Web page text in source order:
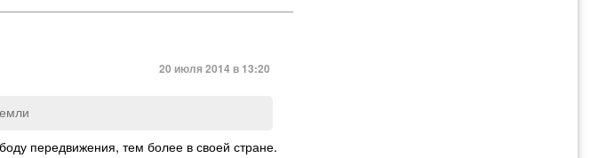
20 июля 2014 в 13:20
передвижения, тем более в своей стране.